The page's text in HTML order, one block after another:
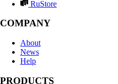
RuStore
COMPANY
About
News
Help
PRODUCTS